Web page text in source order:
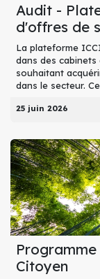
Audit -
d'offres de
La plateforme
dans des
souhaitant
dans le secteur.
25 juin 2026
Citoyen